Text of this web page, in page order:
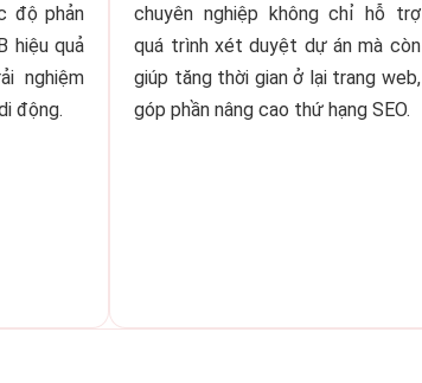
độ phản
hiệu quả
nghiệm
động.
chuyên nghiệp không chỉ hỗ trợ
quá trình xét duyệt dự án mà còn
giúp tăng thời gian ở lại trang web,
góp phần nâng cao thứ hạng SEO.